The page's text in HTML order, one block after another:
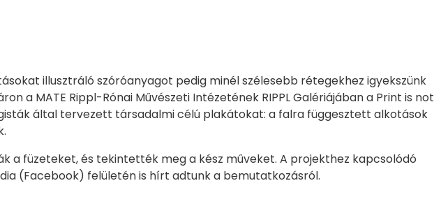
illusztráló szóróanyagot pedig minél szélesebb rétegekhez igyekszünk
a MATE Rippl-Rónai Művészeti Intézetének RIPPL Galériájában a Print is not
által tervezett társadalmi célú plakátokat: a falra függesztett alkotások
füzeteket, és tekintették meg a kész műveket. A projekthez kapcsolódó
(Facebook) felületén is hírt adtunk a bemutatkozásról.